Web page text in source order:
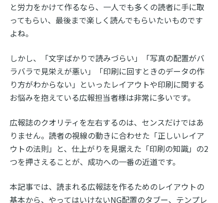
と労力をかけて作るなら、一人でも多くの読者に手に取
ってもらい、最後まで楽しく読んでもらいたいものです
よね。
しかし、「文字ばかりで読みづらい」「写真の配置がバ
ラバラで見栄えが悪い」「印刷に回すときのデータの作
り方がわからない」といったレイアウトや印刷に関する
お悩みを抱えている広報担当者様は非常に多いです。
広報誌のクオリティを左右するのは、センスだけではあ
りません。読者の視線の動きに合わせた「正しいレイア
ウトの法則」と、仕上がりを見据えた「印刷の知識」の2
つを押さえることが、成功への一番の近道です。
本記事では、読まれる広報誌を作るためのレイアウトの
基本から、やってはいけないNG配置のタブー、テンプレ